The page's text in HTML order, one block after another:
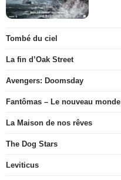
Tombé du ciel
La fin d’Oak Street
Avengers: Doomsday
Fantômas – Le nouveau monde
La Maison de nos rêves
The Dog Stars
Leviticus